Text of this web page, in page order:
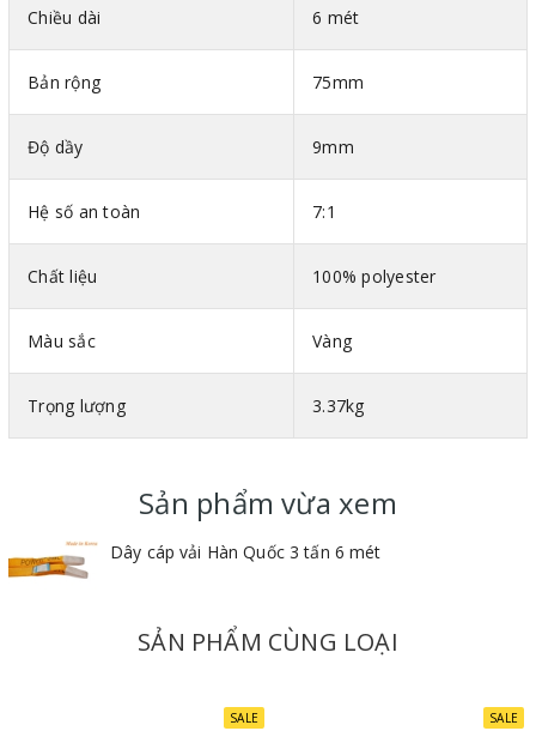
Thông số kỹ thuật cáp vải bản dẹt 2 đầu mắt Hàn Quốc
Bản rộng : Mỗi 25mm ứng với tải trọng 1 tấn
Vật liệu : 100% polyester
Hệ số an toàn : 7:1
Chiều dài 6 mét
Bản rộng 75mm
Độ dầy 9mm
Hệ số an toàn 7:1
Chất liệu 100% polyester
Màu sắc Vàng
Trọng lượng 3.37kg
Sản phẩm vừa xem
Dây cáp vải Hàn Quốc 3 tấn 6 mét
SẢN PHẨM CÙNG LOẠI
SALE SALE